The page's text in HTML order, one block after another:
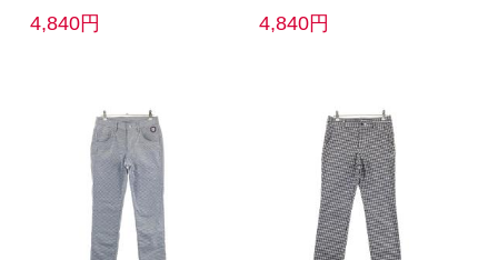
4,840円 4,840円